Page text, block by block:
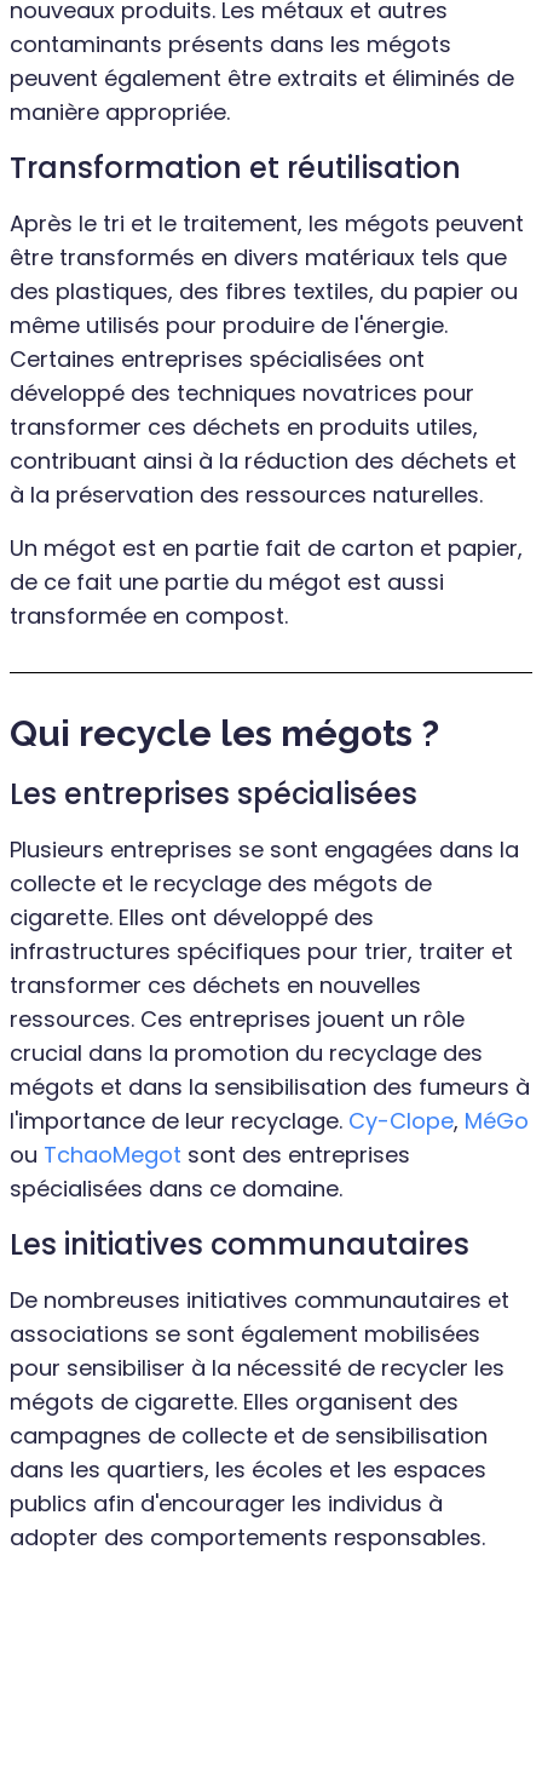
nouveaux produits. Les métaux et autres
contaminants présents dans les mégots
peuvent également être extraits et éliminés de
manière appropriée.
Transformation et réutilisation
Après le tri et le traitement, les mégots peuvent
être transformés en divers matériaux tels que
des plastiques, des fibres textiles, du papier ou
même utilisés pour produire de l'énergie.
Certaines entreprises spécialisées ont
développé des techniques novatrices pour
transformer ces déchets en produits utiles,
contribuant ainsi à la réduction des déchets et
à la préservation des ressources naturelles.
Un mégot est en partie fait de carton et papier,
de ce fait une partie du mégot est aussi
transformée en compost.
Qui recycle les mégots ?
Les entreprises spécialisées
Plusieurs entreprises se sont engagées dans la
collecte et le recyclage des mégots de
cigarette. Elles ont développé des
infrastructures spécifiques pour trier, traiter et
transformer ces déchets en nouvelles
ressources. Ces entreprises jouent un rôle
crucial dans la promotion du recyclage des
mégots et dans la sensibilisation des fumeurs à
l'importance de leur recyclage. Cy-Clope, MéGo
ou TchaoMegot sont des entreprises
spécialisées dans ce domaine.
Les initiatives communautaires
De nombreuses initiatives communautaires et
associations se sont également mobilisées
pour sensibiliser à la nécessité de recycler les
mégots de cigarette. Elles organisent des
campagnes de collecte et de sensibilisation
dans les quartiers, les écoles et les espaces
publics afin d'encourager les individus à
adopter des comportements responsables.